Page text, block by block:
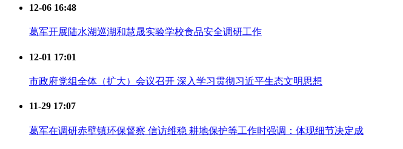
12-06 16:48
葛军开展陆水湖巡湖和慧晟实验学校食品安全调研工作
12-01 17:01
市政府党组全体（扩大）会议召开 深入学习贯彻习近平生态文明思想
11-29 17:07
葛军在调研赤壁镇环保督察 信访维稳 耕地保护等工作时强调：体现细节决定成